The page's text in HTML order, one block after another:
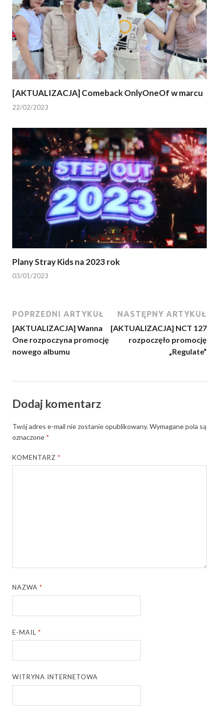
[AKTUALIZACJA] Comeback OnlyOneOf w marcu
22/02/2023
Plany Stray Kids na 2023 rok
03/01/2023
POPRZEDNI ARTYKUŁ
[AKTUALIZACJA] Wanna
One rozpoczyna promocję
nowego albumu
NASTĘPNY ARTYKUŁ
[AKTUALIZACJA] NCT 127
rozpoczęło promocję
„Regulate”
Dodaj komentarz
Twój adres e-mail nie zostanie opublikowany.Wymagane pola są
oznaczone *
KOMENTARZ*
NAZWA*
E-MAIL*
WITRYNA INTERNETOWA